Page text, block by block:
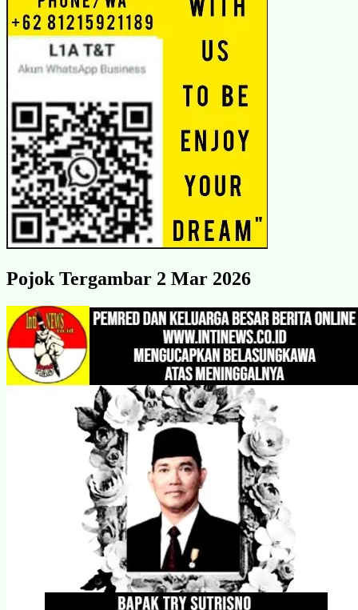
Pojok Tergambar 2 Mar 2026